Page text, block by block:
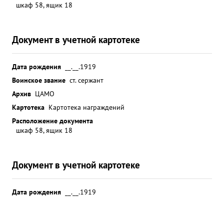
шкаф 58, ящик 18
Документ в учетной картотеке
Дата рождения
__.__.1919
Воинское звание ст. сержант
Архив ЦАМО
Картотека Картотека награждений
Расположение документа
шкаф 58, ящик 18
Документ в учетной картотеке
Дата рождения
__.__.1919